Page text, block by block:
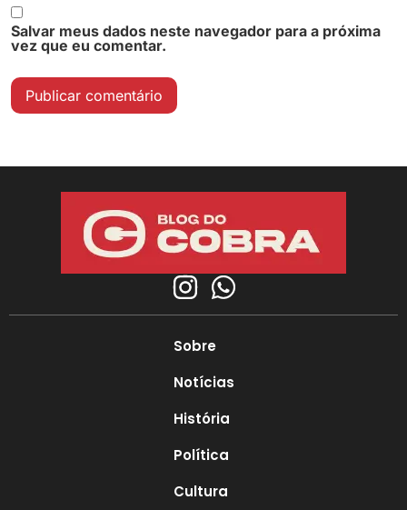
Salvar meus dados neste navegador para a próxima
vez que eu comentar.
Sobre
Notícias
História
Política
Cultura